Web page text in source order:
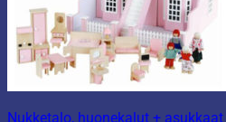
Nukketalo, huonekalut + asukkaat